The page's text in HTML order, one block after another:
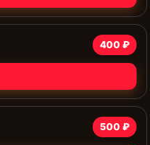
400 ₽
500 ₽